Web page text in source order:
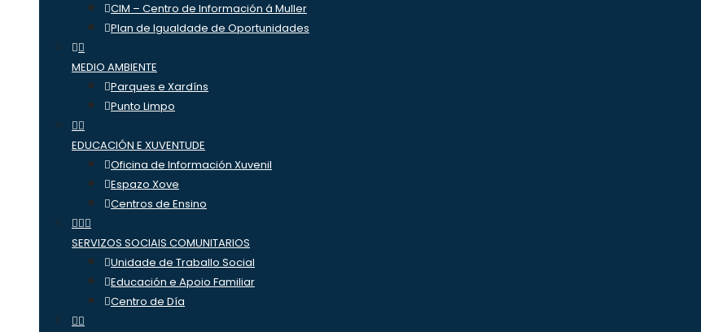
CIM – Centro de Información á Muller
Plan de Igualdade de Oportunidades
MEDIO AMBIENTE
Parques e Xardíns
Punto Limpo
EDUCACIÓN E XUVENTUDE
Oficina de Información Xuvenil
Espazo Xove
Centros de Ensino
SERVIZOS SOCIAIS COMUNITARIOS
Unidade de Traballo Social
Educación e Apoio Familiar
Centro de Día